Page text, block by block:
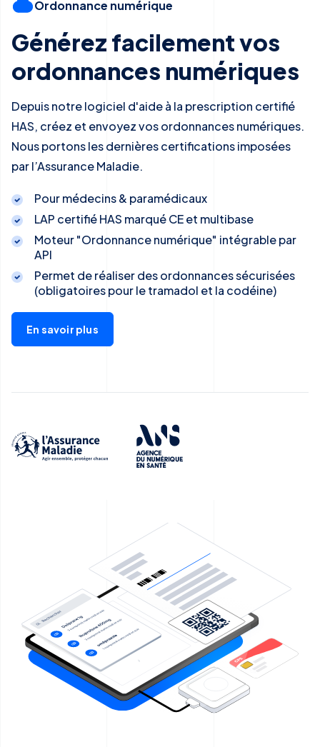
Ordonnance numérique
Générez facilement vos
ordonnances numériques
Depuis notre logiciel d'aide à la prescription certifié
HAS, créez et envoyez vos ordonnances numériques.
Nous portons les dernières certifications imposées
par l’Assurance Maladie.
Pour médecins & paramédicaux
LAP certifié HAS marqué CE et multibase
Moteur "Ordonnance numérique" intégrable par
API
Permet de réaliser des ordonnances sécurisées
(obligatoires pour le tramadol et la codéine)
En savoir plus